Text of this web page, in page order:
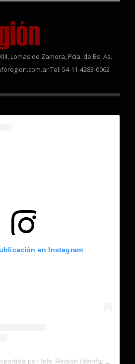
Lomas de Zamora, Pcia. de Bs. As.
Tel: 54-11-4283-0062
en Instagram